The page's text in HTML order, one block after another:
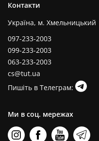
Контакти
Україна, м. Хмельницький
097-233-2003
099-233-2003
063-233-2003
cs@tut.ua
Пишіть в Телеграм:
Ми в соц. мережах